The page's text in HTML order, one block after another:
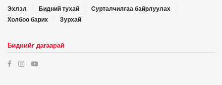
Эхлэл Бидний тухай
Сурталчилгаа байрлуулах
Холбоо барих
Зурхай
Биднийг дагаарай